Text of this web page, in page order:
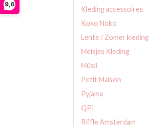
9,6
Kleding accessoires
Koko Noko
Lente / Zomer kleding
Meisjes Kleding
Müsli
Petit Maison
Pyjama
QPI
Riffle Amsterdam